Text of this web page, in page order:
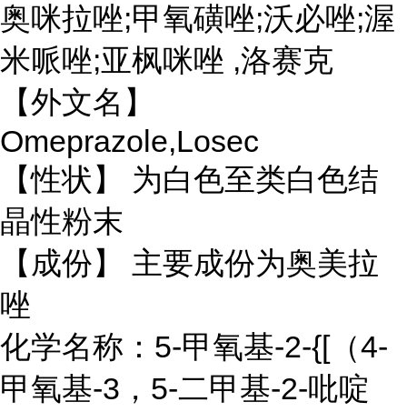
奥咪拉唑;甲氧磺唑;沃必唑;渥
米哌唑;亚枫咪唑 ,洛赛克
【外文名】
Omeprazole,Losec
【性状】 为白色至类白色结
晶性粉末
【成份】 主要成份为奥美拉
唑
化学名称：5-甲氧基-2-{[（4-
甲氧基-3，5-二甲基-2-吡啶